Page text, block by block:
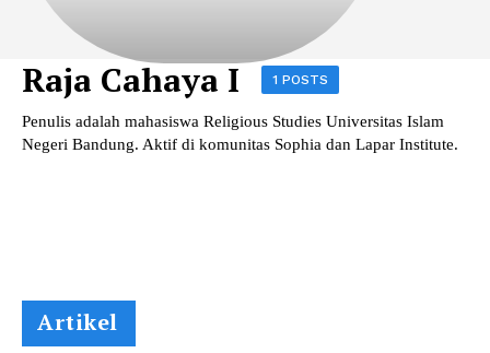
Raja Cahaya I 1 POSTS
Penulis adalah mahasiswa Religious Studies Universitas Islam
Negeri Bandung. Aktif di komunitas Sophia dan Lapar Institute.
Artikel